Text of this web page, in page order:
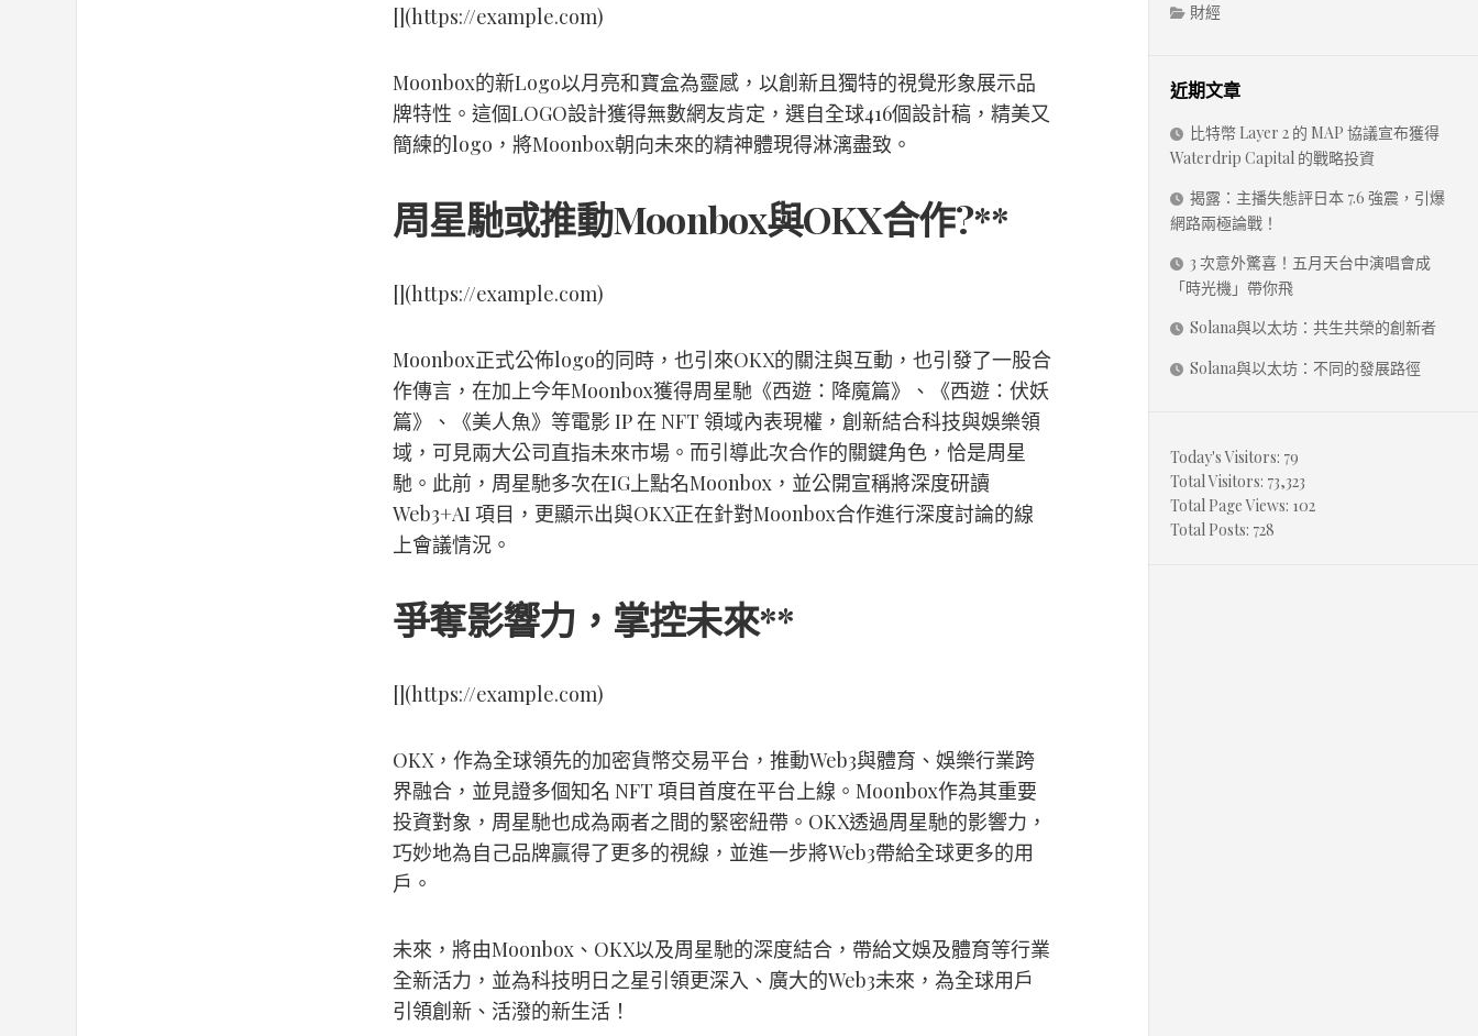
[](https://example.com)
Moonbox的新Logo以月亮和寶盒為靈感，以創新且獨特的視覺形象展示品
牌特性。這個LOGO設計獲得無數網友肯定，選自全球416個設計稿，精美又
簡練的logo，將Moonbox朝向未來的精神體現得淋漓盡致。
周星馳或推動Moonbox與OKX合作?**
[](https://example.com)
Moonbox正式公佈logo的同時，也引來OKX的關注與互動，也引發了一股合
作傳言，在加上今年Moonbox獲得周星馳《西遊：降魔篇》、《西遊：伏妖
篇》、《美人魚》等電影 IP 在 NFT 領域內表現權，創新結合科技與娛樂領
域，可見兩大公司直指未來市場。而引導此次合作的關鍵角色，恰是周星
馳。此前，周星馳多次在IG上點名Moonbox，並公開宣稱將深度研讀
Web3+AI 項目，更顯示出與OKX正在針對Moonbox合作進行深度討論的線
上會議情況。
爭奪影響力，掌控未來**
[](https://example.com)
OKX，作為全球領先的加密貨幣交易平台，推動Web3與體育、娛樂行業跨
界融合，並見證多個知名 NFT 項目首度在平台上線。Moonbox作為其重要
投資對象，周星馳也成為兩者之間的緊密紐帶。OKX透過周星馳的影響力，
巧妙地為自己品牌贏得了更多的視線，並進一步將Web3帶給全球更多的用
戶。
未來，將由Moonbox、OKX以及周星馳的深度結合，帶給文娛及體育等行業
全新活力，並為科技明日之星引領更深入、廣大的Web3未來，為全球用戶
引領創新、活潑的新生活！
財經
近期文章
比特幣 Layer 2 的 MAP 協議宣布獲得
Waterdrip Capital 的戰略投資
揭露：主播失態評日本 7.6 強震，引爆
網路兩極論戰！
3 次意外驚喜！五月天台中演唱會成
「時光機」帶你飛
Solana與以太坊：共生共榮的創新者
Solana與以太坊：不同的發展路徑
Today's Visitors: 79
Total Visitors: 73,323
Total Page Views: 102
Total Posts: 728